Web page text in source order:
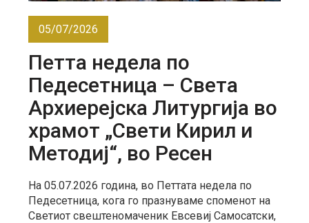
05/07/2026
Петта недела по
Педесетница – Света
Архиерејска Литургија во
храмот „Свети Кирил и
Методиј“, во Ресен
На 05.07.2026 година, во Петтата недела по
Педесетница, кога го празнуваме споменот на
Светиот свештеномаченик Евсевиј Самосатски,